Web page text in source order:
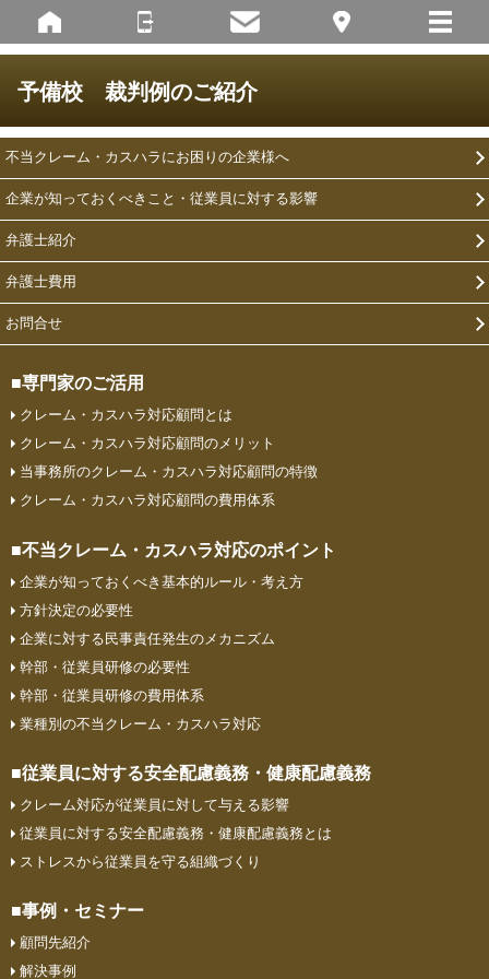
予備校 裁判例のご紹介
不当クレーム・カスハラにお困りの企業様へ
企業が知っておくべきこと・従業員に対する影響
弁護士紹介
弁護士費用
お問合せ
■専門家のご活用
クレーム・カスハラ対応顧問とは
クレーム・カスハラ対応顧問のメリット
当事務所のクレーム・カスハラ対応顧問の特徴
クレーム・カスハラ対応顧問の費⽤体系
■不当クレーム・カスハラ対応のポイント
企業が知っておくべき基本的ルール・考え方
方針決定の必要性
企業に対する民事責任発生のメカニズム
幹部・従業員研修の必要性
幹部・従業員研修の費用体系
業種別の不当クレーム・カスハラ対応
■従業員に対する安全配慮義務・ 健康配慮義務
クレーム対応が従業員に対して与える影響
従業員に対する安全配慮義務・健康配慮義務とは
ストレスから従業員を守る組織づくり
■事例・セミナー
顧問先紹介
解決事例